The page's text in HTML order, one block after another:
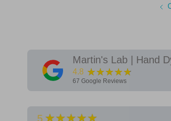
Martin's Lab | Hand
4.8 ★★★★★
67 Google Reviews
5 ★★★★★